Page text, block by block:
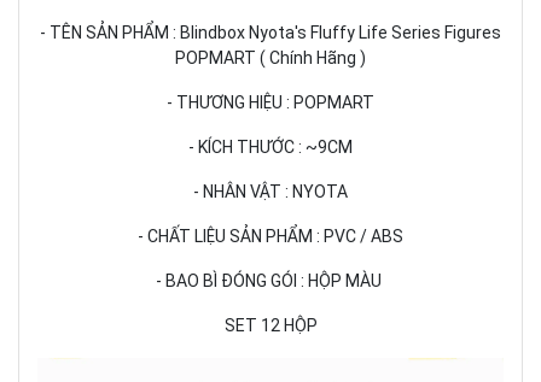
- TÊN SẢN PHẨM : Blindbox Nyota's Fluffy Life Series Figures
POPMART ( Chính Hãng )
- THƯƠNG HIỆU : POPMART
- KÍCH THƯỚC : ~9CM
- NHÂN VẬT : NYOTA
- CHẤT LIỆU SẢN PHẨM : PVC / ABS
- BAO BÌ ĐÓNG GÓI : HỘP MÀU
SET 12 HỘP